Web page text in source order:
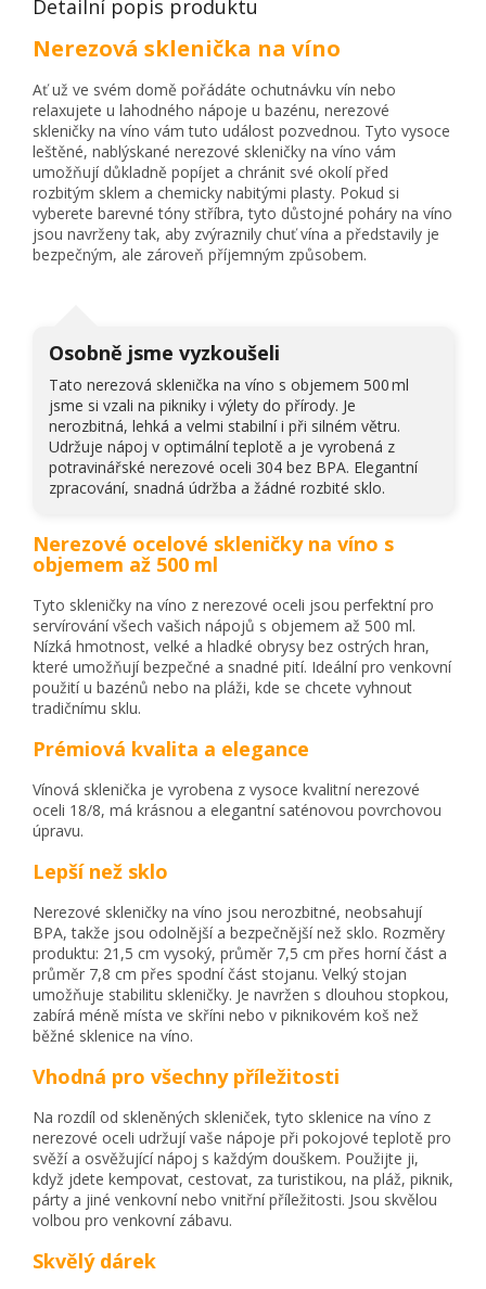
Detailní popis produktu
Nerezová sklenička na víno
Ať už ve svém domě pořádáte ochutnávku vín nebo
relaxujete u lahodného nápoje u bazénu, nerezové
skleničky na víno vám tuto událost pozvednou. Tyto vysoce
leštěné, nablýskané nerezové skleničky na víno vám
umožňují důkladně popíjet a chránit své okolí před
rozbitým sklem a chemicky nabitými plasty. Pokud si
vyberete barevné tóny stříbra, tyto důstojné poháry na víno
jsou navrženy tak, aby zvýraznily chuť vína a představily je
bezpečným, ale zároveň příjemným způsobem.
Osobně jsme vyzkoušeli
Tato nerezová sklenička na víno s objemem 500 ml
jsme si vzali na pikniky i výlety do přírody. Je
nerozbitná, lehká a velmi stabilní i při silném větru.
Udržuje nápoj v optimální teplotě a je vyrobená z
potravinářské nerezové oceli 304 bez BPA. Elegantní
zpracování, snadná údržba a žádné rozbité sklo.
Nerezové ocelové skleničky na víno s
objemem až 500 ml
Tyto skleničky na víno z nerezové oceli jsou perfektní pro
servírování všech vašich nápojů s objemem až 500 ml.
Nízká hmotnost, velké a hladké obrysy bez ostrých hran,
které umožňují bezpečné a snadné pití. Ideální pro venkovní
použití u bazénů nebo na pláži, kde se chcete vyhnout
tradičnímu sklu.
Prémiová kvalita a elegance
Vínová sklenička je vyrobena z vysoce kvalitní nerezové
oceli 18/8, má krásnou a elegantní saténovou povrchovou
úpravu.
Lepší než sklo
Nerezové skleničky na víno jsou nerozbitné, neobsahují
BPA, takže jsou odolnější a bezpečnější než sklo. Rozměry
produktu: 21,5 cm vysoký, průměr 7,5 cm přes horní část a
průměr 7,8 cm přes spodní část stojanu. Velký stojan
umožňuje stabilitu skleničky. Je navržen s dlouhou stopkou,
zabírá méně místa ve skříni nebo v piknikovém koš než
běžné sklenice na víno.
Vhodná pro všechny příležitosti
Na rozdíl od skleněných skleniček, tyto sklenice na víno z
nerezové oceli udržují vaše nápoje při pokojové teplotě pro
svěží a osvěžující nápoj s každým douškem. Použijte ji,
když jdete kempovat, cestovat, za turistikou, na pláž, piknik,
párty a jiné venkovní nebo vnitřní příležitosti. Jsou skvělou
volbou pro venkovní zábavu.
Skvělý dárek